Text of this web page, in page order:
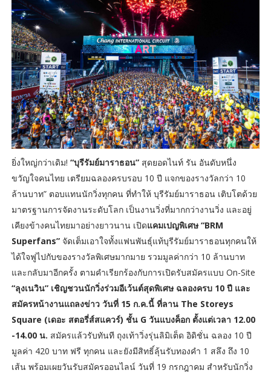
ยิ่งใหญ่กว่าเดิม! “บุรีรัมย์มาราธอน”สุดยอดไนท์ รัน อันดับหนึ่ง
ขวัญใจคนไทย เตรียมฉลองครบรอบ 10 ปี แจกของรางวัลกว่า 10
ล้านบาท” ตอบแทนนักวิ่งทุกคน ที่ทำให้ บุรีรัมย์มาราธอน เติบโตด้วย
มาตรฐานการจัดงานระดับโลก เป็นงานวิ่งที่มากกว่างานวิ่ง และอยู่
เคียงข้างคนไทยมาอย่างยาวนาน เปิดแคมเปญพิเศษ “BRM
Superfans”จัดเต็มเอาใจทั้งแฟนพันธุ์แท้บุรีรัมย์มาราธอนทุกคนให้
ได้ใจฟูไปกับของรางวัลพิเศษมากมาย รวมมูลค่ากว่า 10 ล้านบาท
และกลับมาอีกครั้ง ตามคำเรียกร้องกับการเปิดรับสมัครแบบ On-Site
“ลุงเนวิน” เชิญชวนนักวิ่งร่วมอีเว้นต์สุดพิเศษ ฉลองครบ 10 ปี และ
สมัครหน้างานแถลงข่าว วันที่ 15 ก.ค.นี้ ที่ลาน The Storeys
Square (เดอะ สตอรี่ส์สแควร์) ชั้น G วันแบงค็อก ตั้งแต่เวลา 12.00
-14.00 น. สมัครแล้วรับทันที ถุงเท้าวิ่งรุ่นลิมิเต็ด อิดิชั่น ฉลอง 10 ปี
มูลค่า 420 บาท ฟรี ทุกคน และยังมีสิทธิ์ลุ้นรับทองคำ 1 สลึง ถึง 10
เส้น พร้อมเผยวันรับสมัครออนไลน์ วันที่ 19 กรกฎาคม สำหรับนักวิ่ง